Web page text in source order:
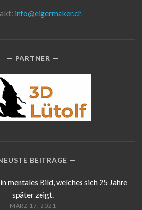
info@eigermaker.ch
PARTNER
BEITRÄGE
mentales Bild, welches sich 25 Jahre
später zeigt.
MÄRZ 17, 2021